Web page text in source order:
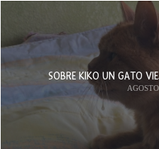
SOBRE KIKO UN GATO